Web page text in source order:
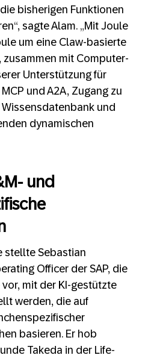
bisherigen Funktionen
sagte Alam. „Mit Joule
um eine Claw-basierte
zusammen mit Computer-
Unterstützung für
und A2A, Zugang zu
und
dynamischen
und
stellte Sebastian
Officer der SAP, die
vor, mit der KI-gestützte
werden, die auf
basieren. Er hob
Takeda in der Life-